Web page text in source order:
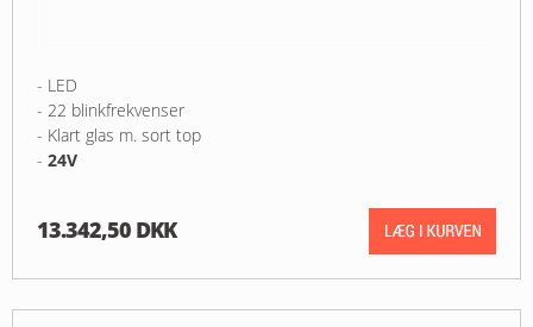
- LED
- 22 blinkfrekvenser
- Klart glas m. sort top
- 24V
13.342,50 DKK